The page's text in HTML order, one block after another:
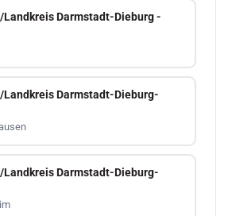
Landkreis Darmstadt-Dieburg -
Landkreis Darmstadt-Dieburg-
Landkreis Darmstadt-Dieburg-